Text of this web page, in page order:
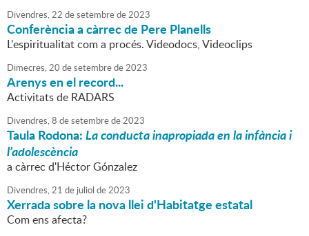
Divendres,22 desetembrede2023
Conferència a càrrec de Pere Planells
L'espiritualitat com a procés. Videodocs, Videoclips
Dimecres,20 desetembrede2023
Arenys en el record...
Activitats de RADARS
Divendres,8 desetembrede2023
Taula Rodona:La conducta inapropiada en la infància i
l’adolescència
a càrrec d'Héctor Gónzalez
Divendres,21 de juliol de2023
Xerrada sobre la nova llei d'Habitatge estatal
Com ens afecta?